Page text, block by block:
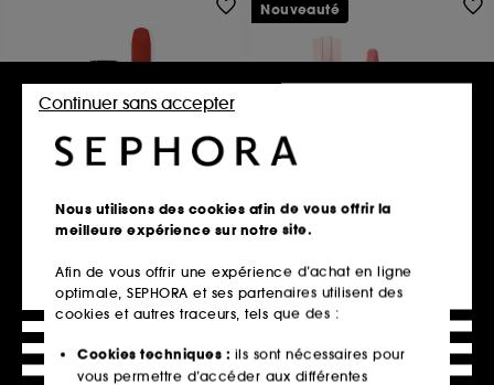
Rouge Dior La Recharge
Recharge de rouge à lèvres
2 finis : velvet et satin
42,00€
14 teintes disponibles
Ajouter au panier
Lip Idôle Cuddle Blur
42,00€
6 teintes disponibles
Ajouter au panier
Nouveauté
Nous utilisons des cookies afin de vous offrir la
meilleure expérience sur notre site.
Afin de vous offrir une expérience d’achat en ligne
optimale, SEPHORA et ses partenaires utilisent des
cookies et autres traceurs, tels que des :
Cookies techniques : ils sont nécessaires pour
vous permettre d’accéder aux différentes
Continuer sans accepter